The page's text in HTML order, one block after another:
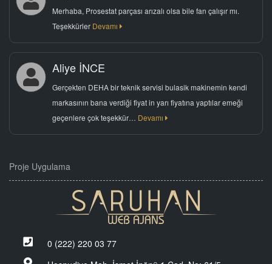
Merhaba, Prosestat parçası arızalı olsa bile fan çalışır mı.
Teşekkürler Devamı
Aliye İNCE
Gerçekten DEHA bir teknik servisi bulasik makinemin kendi
markasının bana verdiği fiyat in yarı fiyatına yaptılar emeği
geçenlere çok teşekkür… Devamı
Proje Uygulama
0 (222) 220 03 77